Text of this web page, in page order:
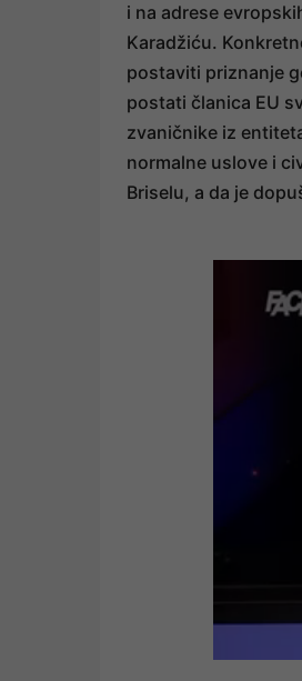
i na adrese
Karadžiću.
postaviti priznanje
postati članica EU
zvaničnike iz
normalne uslove i
Briselu, a da je